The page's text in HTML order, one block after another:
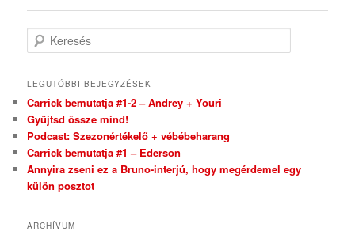
Keresés
LEGUTÓBBI BEJEGYZÉSEK
Carrick bemutatja #1-2 – Andrey + Youri
Gyűjtsd össze mind!
Podcast: Szezonértékelő + vébébeharang
Carrick bemutatja #1 – Ederson
Annyira zseni ez a Bruno-interjú, hogy megérdemel egy
külön posztot
ARCHÍVUM